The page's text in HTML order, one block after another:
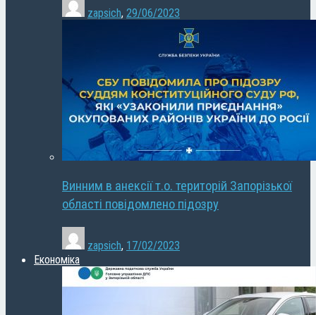
zapsich, 29/06/2023
Винним в анексії т.о. територій Запорізької
області повідомлено підозру
zapsich, 17/02/2023
Економіка